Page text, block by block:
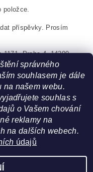
příspěvky. Prosím
1171, Praha 4, 14200,
správného
souhlasem je dále
na našem webu.
souhlas s
o Vašem chování
reklamy na
na dalších webech.
údajů